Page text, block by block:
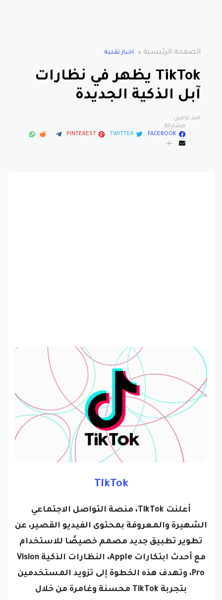
الصفحة الرئيسية اخبار تقنية
TikTok يظهر في نظارات
آبل الذكية الجديدة
منذ عامين
مشاركة:
FACEBOOK
TWITTER
PINTEREST
TikTok
أعلنت TikTok، منصة التواصل الاجتماعي
الشهيرة والمعروفة بمحتوى الفيديو القصير، عن
تطوير تطبيق جديد مصمم خصيصًا للاستخدام
مع أحدث ابتكارات Apple، النظارات الذكية Vision
Pro، وتهدف هذه الخطوة إلى تزويد المستخدمين
بتجربة TikTok محسنة وغامرة من خلال